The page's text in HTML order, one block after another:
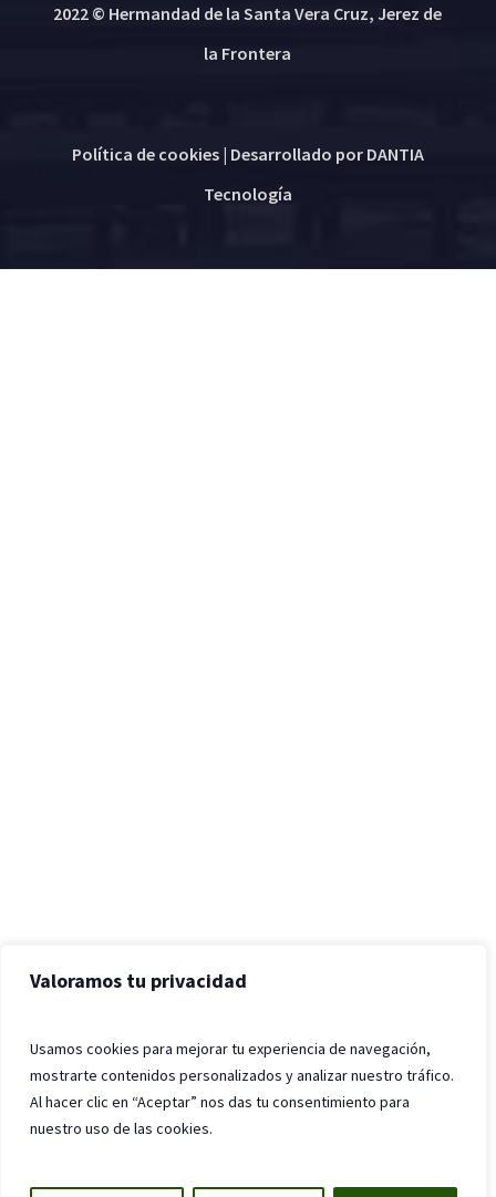
Valoramos tu privacidad
Usamos cookies para mejorar tu experiencia de navegación,
mostrarte contenidos personalizados y analizar nuestro tráfico.
Al hacer clic en “Aceptar” nos das tu consentimiento para
nuestro uso de las cookies.
2022 © Hermandad de la Santa Vera Cruz, Jerez de
la Frontera
Política de cookies| Desarrollado por DANTIA
Tecnología